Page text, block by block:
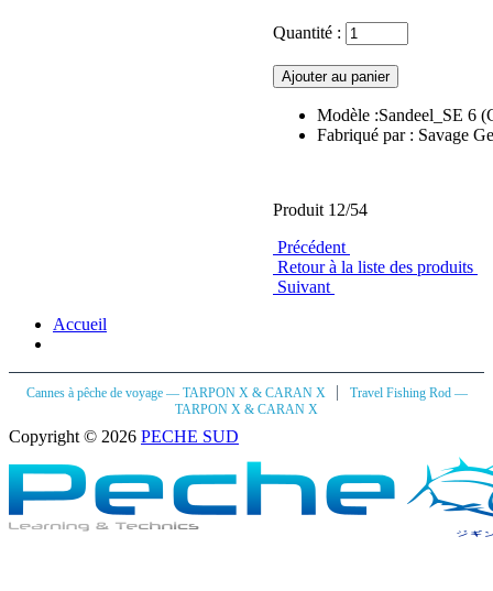
Quantité :
Modèle :Sandeel_SE 6
Fabriqué par : Savage
Produit 12/54
Précédent
Retour à la liste des produits
Suivant
Accueil
Cannes à pêche de voyage — TARPON X & CARAN X |
Travel Fishing Rod —
TARPON X & CARAN X
Copyright © 2026 PECHE SUD